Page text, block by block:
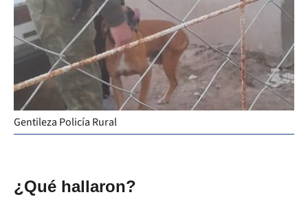
Gentileza Policía Rural
¿Qué hallaron?